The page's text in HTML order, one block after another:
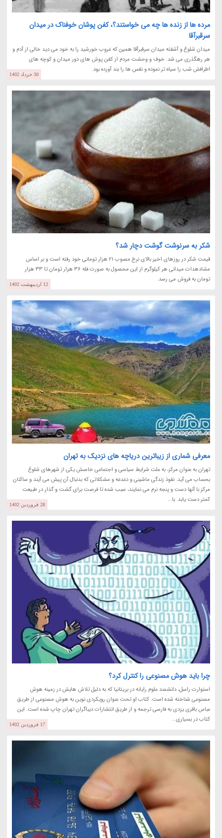
مرده ها از زنده ها چه می خواستند؟، کفن پوشان خوفناک در میدان
سرقبرآقا
میدان شلوغ و آشفته میدان سرقبرآقا همین که غروب خورشید را به خود می دید خالی از آدم و
هر رهگذری می شد. خوف و وحشت مردم از کفن پوش های دور میدان و کوچه های
اطرافش شب را سیاه تر نموده و نفس ها را بند آورده بود.
30 خرداد 1402
شکر به سرنوشت گوشت دچار شد؟
قیمت شکر در روزهای اخیر بالای نرخ مصوب 21 هزار تومانی خود رفته است و بر اساس
مشادهدات میدانی هر کیلوگرم از این محصول به صورت فله 36 هزار تومان تا 33 هزار
تومان به فروش می رسد.
12 اردیبهشت 1402
معرفی شماری از زیباترین دریاچه های نزدیک به تهران
تهران به عنوان مرکز، به علت شرایط سیاسی و اجتماعی خاصش یکی از شهرهای شلوغ
بحساب می آید. نفوذ زندگی ماشینی و دغدغه و مشکلاتی که بدنبال آن پیش می آیند و ساکنان
مرکز با آنها دست و پنجه نرم می نمایند، سبب شده تا فرصت برای گشت و گذار در طبیعت
کمتر دست یابد. با...
28 فروردین 1402
چرا باید هوش مصنوعی را کنترل کرد؟
استوارت راسل، دانشمند علوم رایانه در بریتانیا که به دلیل تلاش هایش در زمینه هوش
مصنوعی شناخته شده است. کتاب او تحت عنوان رویکردی نوین به هوش مصنوعی از طریق
عباس باقری یزدی به فارسی ترجمه و از طریق انتشارات دیباگران تهران چاپ شده است. این
کتاب در بسیاری...
17 فروردین 1402